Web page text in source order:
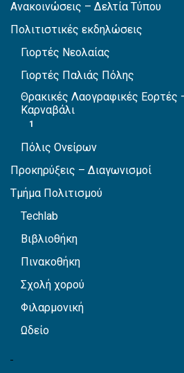
Ανακοινώσεις – Δελτία Τύπου
Πολιτιστικές εκδηλώσεις
Γιορτές Νεολαίας
Γιορτές Παλιάς Πόλης
Θρακικές Λαογραφικές Εορτές
Καρναβάλι
1
Πόλις Ονείρων
Προκηρύξεις – Διαγωνισμοί
Τμήμα Πολιτισμού
Techlab
Βιβλιοθήκη
Πινακοθήκη
Σχολή χορού
Φιλαρμονική
Ωδείο